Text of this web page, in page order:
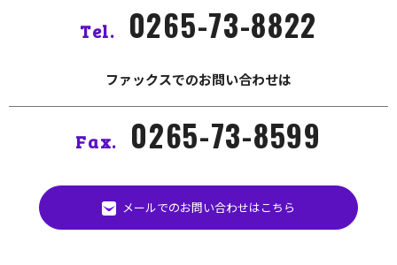
Tel. 0265-73-8822
ファックスでのお問い合わせは
Fax. 0265-73-8599
メールでのお問い合わせはこちら